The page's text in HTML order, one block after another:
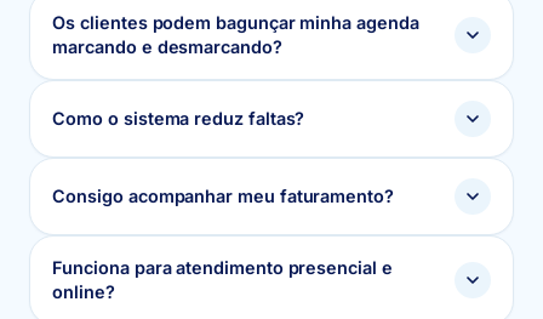
Os clientes podem bagunçar minha agenda
marcando e desmarcando?
Como o sistema reduz faltas?
Consigo acompanhar meu faturamento?
Funciona para atendimento presencial e
online?